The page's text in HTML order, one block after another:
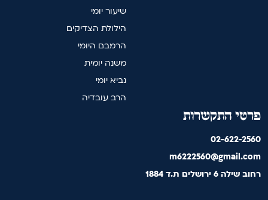
שיעור יומי
הילולת הצדיקים
הרמבם היומי
משנה יומית
נביא יומי
הרב עובדיה
פרטי התקשרות
02-622-2560
m6222560@gmail.com
רחוב שילה 6 ירושלים ת.ד 1884